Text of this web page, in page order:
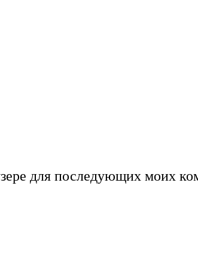
для последующих моих